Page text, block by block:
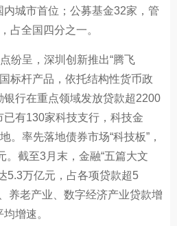
城市首位；公募基金32家，管
占全国四分之一。
呈，深圳创新推出“腾飞
国标杆产品，依托结构性货币政
行在重点领域发放贷款超2200
有130家科技支行，科技金
。率先落地债券市场“科技板”，
。截至3月末，金融“五篇大文
5.3万亿元，占各项贷款超5
养老产业、数字经济产业贷款增
增速。